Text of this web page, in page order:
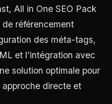
All in One SEO Pack
de référencement
des méta-tags,
et l’intégration avec
solution optimale pour
directe et